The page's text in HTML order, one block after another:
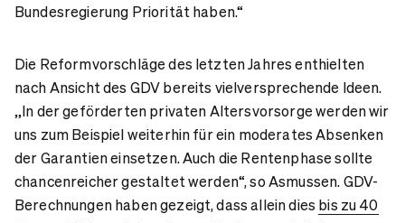
Bundesregierung Priorität haben.“
Die Reformvorschläge des letzten Jahres enthielten
nach Ansicht des GDV bereits vielversprechende Ideen.
„In der geförderten privaten Altersvorsorge werden wir
uns zum Beispiel weiterhin für ein moderates Absenken
der Garantien einsetzen. Auch die Rentenphase sollte
chancenreicher gestaltet werden“, so Asmussen. GDV-
Berechnungen haben gezeigt, dass allein dies bis zu 40